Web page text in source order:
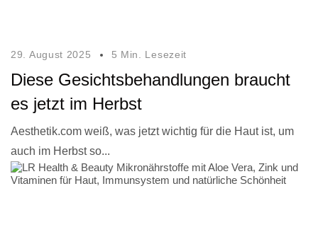
29. August 2025 5 Min. Lesezeit
Diese Gesichtsbehandlungen braucht
es jetzt im Herbst
Aesthetik.com weiß, was jetzt wichtig für die Haut ist, um
auch im Herbst so...